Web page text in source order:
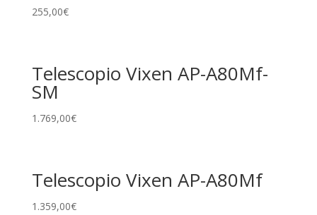
255,00€
Telescopio Vixen AP-A80Mf-
SM
1.769,00€
Telescopio Vixen AP-A80Mf
1.359,00€